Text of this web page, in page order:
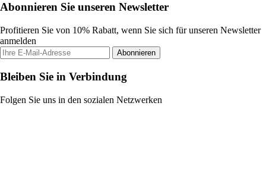
Abonnieren Sie unseren Newsletter
Profitieren Sie von 10% Rabatt, wenn Sie sich für unseren Newsletter
anmelden
Abonnieren
Bleiben Sie in Verbindung
Folgen Sie uns in den sozialen Netzwerken